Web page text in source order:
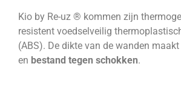
Kio by Re-uz ® kommen zijn
resistent voedselveilig
(ABS). De dikte van de wanden
en bestand tegen schokken.